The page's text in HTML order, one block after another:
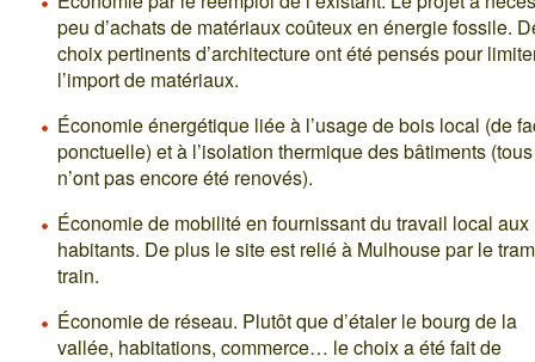
peu d’achats de matériaux coûteux en énergie fossile.
choix pertinents d’architecture ont été pensés pour
l’import de matériaux.
Économie énergétique liée à l’usage de bois local (de
ponctuelle) et à l’isolation thermique des bâtiments (tous
n’ont pas encore été renovés).
Économie de mobilité en fournissant du travail local aux
habitants. De plus le site est relié à Mulhouse par le
train.
Économie de réseau. Plutôt que d’étaler le bourg de la
vallée, habitations, commerce… le choix a été fait de